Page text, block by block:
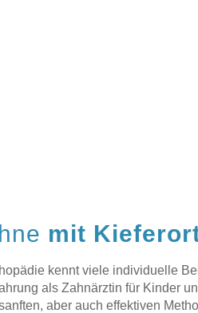
mit
kennt viele individuelle
als Zahnärztin für Kinder
aber auch effektiven